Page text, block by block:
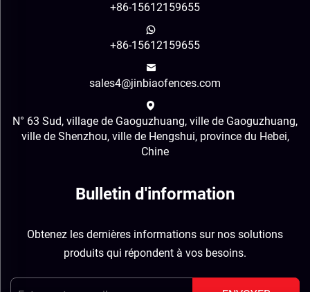
+86-15612159655
+86-15612159655
sales4@jinbiaofences.com
N° 63 Sud, village de Gaoguzhuang, ville de Gaoguzhuang,
ville de Shenzhou, ville de Hengshui, province du Hebei,
Chine
Bulletin d'information
Obtenez les dernières informations sur nos solutions
produits qui répondent à vos besoins.